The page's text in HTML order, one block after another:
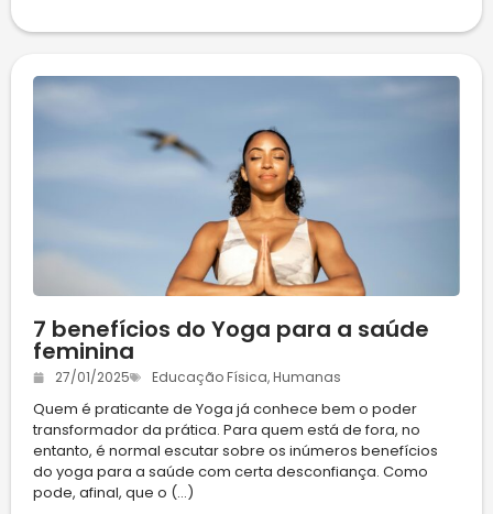
7 benefícios do Yoga para a saúde
feminina
27/01/2025 Educação Física, Humanas
Quem é praticante de Yoga já conhece bem o poder
transformador da prática. Para quem está de fora, no
entanto, é normal escutar sobre os inúmeros benefícios
do yoga para a saúde com certa desconfiança. Como
pode, afinal, que o (...)